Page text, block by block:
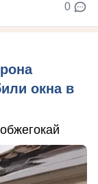
0
окна в